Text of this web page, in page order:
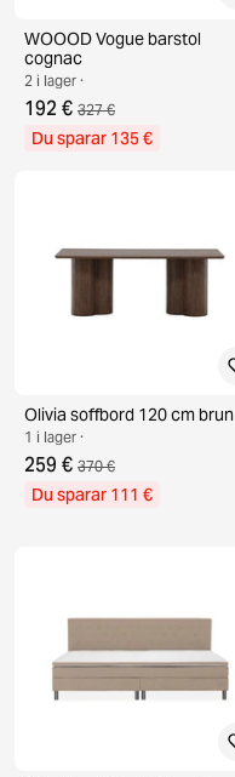
WOOOD Vogue barstol
cognac
2 i lager ·
192 € 327 €
Du sparar 135 €
Olivia soffbord 120 cm brun
1 i lager ·
259 € 370 €
Du sparar 111 €